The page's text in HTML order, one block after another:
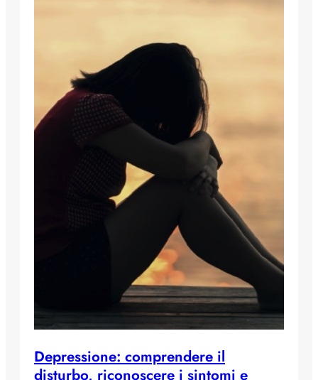
Depressione: comprendere il
disturbo, riconoscere i sintomi e